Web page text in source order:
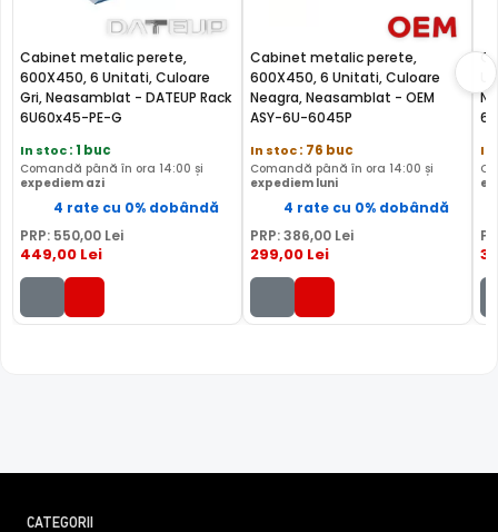
Cabinet metalic perete,
600X450, 6 Unitati, Culoare
Gri, Neasamblat - DATEUP Rack
6U60x45-PE-G
In stoc: 1 buc
Comandă până în ora 14:00 și
expediem azi
4 rate cu 0% dobândă
PRP: 550,00 Lei
449,00 Lei
Cabinet metalic perete,
600X450, 6 Unitati, Culoare
Neagra, Neasamblat - OEM
ASY-6U-6045P
In stoc: 76 buc
Comandă până în ora 14:00 și
expediem luni
4 rate cu 0% dobândă
PRP:386,00 Lei
299,00 Lei
In
CATEGORII